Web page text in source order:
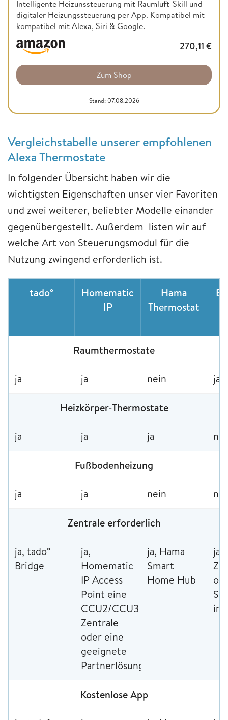
Intelligente Heizunssteuerung mit Raumluft-Skill und
digitaler Heizungssteuerung per App. Kompatibel mit
kompatibel mit Alexa, Siri & Google.
270,11 €
Zum Shop
Stand: 07.08.2026
Vergleichstabelle unserer empfohlenen
Alexa Thermostate
In folgender Übersicht haben wir die
wichtigsten Eigenschaften unser vier Favoriten
und zwei weiterer, beliebter Modelle einander
gegenübergestellt. Außerdem listen wir auf
welche Art von Steuerungsmodul für die
Nutzung zwingend erforderlich ist.
tado°
Homematic
IP
Hama
Thermostat
Raumthermostate
ja ja nein ja
Heizkörper-Thermostate
ja ja ja
Fußbodenheizung
ja ja nein
Zentrale erforderlich
ja, tado°
Bridge
ja,
Homematic
IP Access
Point eine
CCU2/CCU3
Zentrale
oder eine
geeignete
Partnerlösung
ja, Hama
Smart
Home Hub
ja,
Kostenlose App